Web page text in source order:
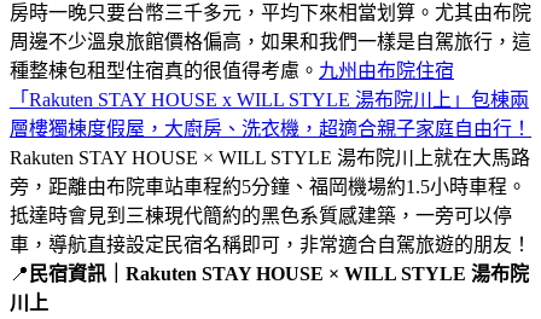
房時一晚只要台幣三千多元，平均下來相當划算。尤其由布院
周邊不少溫泉旅館價格偏高，如果和我們一樣是自駕旅行，這
種整棟包租型住宿真的很值得考慮。 九州由布院住宿
「Rakuten STAY HOUSE x WILL STYLE 湯布院川上」包棟兩
層樓獨棟度假屋，大廚房、洗衣機，超適合親子家庭自由行！
Rakuten STAY HOUSE × WILL STYLE 湯布院川上就在大馬路
旁，距離由布院車站車程約5分鐘、福岡機場約1.5小時車程。
抵達時會見到三棟現代簡約的黑色系質感建築，一旁可以停
車，導航直接設定民宿名稱即可，非常適合自駕旅遊的朋友！
📍 民宿資訊｜Rakuten STAY HOUSE × WILL STYLE 湯布院
川上